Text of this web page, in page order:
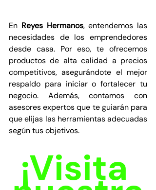
En Reyes Hermanos, entendemos las
necesidades de los emprendedores
desde casa. Por eso, te ofrecemos
productos de alta calidad a precios
competitivos, asegurándote el mejor
respaldo para iniciar o fortalecer tu
negocio. Además, contamos con
asesores expertos que te guiarán para
que elijas las herramientas adecuadas
según tus objetivos.
¡Visita